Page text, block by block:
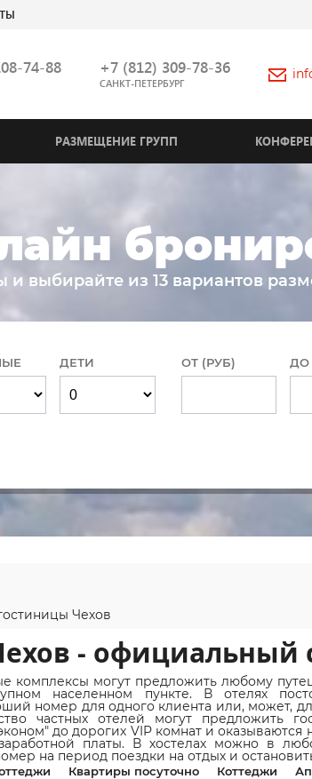
74-88 +7 (812) 309-78-36
САНКТ-ПЕТЕРБУРГ
РАЗМЕЩЕНИЕ ГРУПП
и выбирайте из 13 вариантов
ДЕТИ ОТ (РУБ) ДО
Чехов
- официальный
комплексы могут предложить любому
населенном пункте. В отелях
номер для одного клиента или, может,
частных отелей могут предложить
до дорогих VIP комнат и
платы. В хостелах можно в
на период поездки на отдых и
Квартиры посуточно Коттеджи